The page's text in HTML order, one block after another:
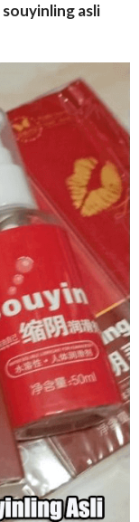
souyinling asli